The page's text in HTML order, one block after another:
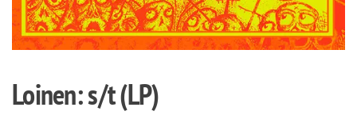
Loinen: s/t (LP)